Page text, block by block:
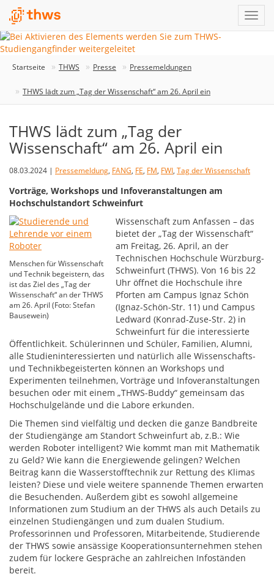
Startseite THWS Presse Pressemeldungen
THWS lädt zum „Tag der Wissenschaft“ am 26. April ein
THWS lädt zum „Tag der
Wissenschaft“ am 26. April ein
08.03.2024 | Pressemeldung, FANG, FE, FM, FWI, Tag der Wissenschaft
Vorträge, Workshops und Infoveranstaltungen am
Hochschulstandort Schweinfurt
Menschen für Wissenschaft
und Technik begeistern, das
ist das Ziel des „Tag der
Wissenschaft“ an der THWS
am 26. April (Foto: Stefan
Bausewein)
Wissenschaft zum Anfassen – das
bietet der „Tag der Wissenschaft“
am Freitag, 26. April, an der
Technischen Hochschule Würzburg-
Schweinfurt (THWS). Von 16 bis 22
Uhr öffnet die Hochschule ihre
Pforten am Campus Ignaz Schön
(Ignaz-Schön-Str. 11) und Campus
Ledward (Konrad-Zuse-Str. 2) in
Schweinfurt für die interessierte
Öffentlichkeit. Schülerinnen und Schüler, Familien, Alumni,
alle Studieninteressierten und natürlich alle Wissenschafts-
und Technikbegeisterten können an Workshops und
Experimenten teilnehmen, Vorträge und Infoveranstaltungen
besuchen oder mit einem „THWS-Buddy“ gemeinsam das
Hochschulgelände und die Labore erkunden.
Die Themen sind vielfältig und decken die ganze Bandbreite
der Studiengänge am Standort Schweinfurt ab, z.B.: Wie
werden Roboter intelligent? Wie kommt man mit Mathematik
zu Geld? Wie kann die Energiewende gelingen? Welchen
Beitrag kann die Wasserstofftechnik zur Rettung des Klimas
leisten? Diese und viele weitere spannende Themen erwarten
die Besuchenden. Außerdem gibt es sowohl allgemeine
Informationen zum Studium an der THWS als auch Details zu
einzelnen Studiengängen und zum dualen Studium.
Professorinnen und Professoren, Mitarbeitende, Studierende
der THWS sowie ansässige Kooperationsunternehmen stehen
zudem für lockere Gespräche an zahlreichen Infoständen
bereit.